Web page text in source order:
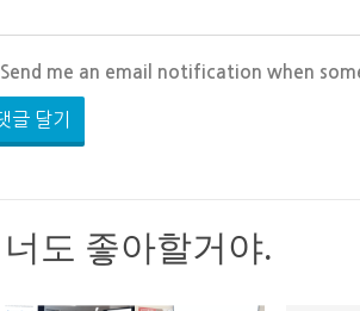
Send me an email notification when
너도 좋아할거야.